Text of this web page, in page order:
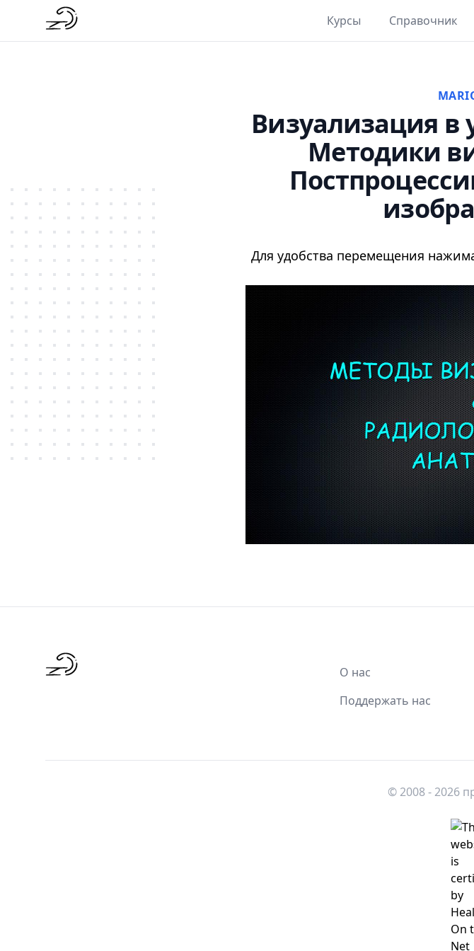
Курсы Справочник
Визуализация в
Методики
Для удобства перемещения
О нас
Поддержать нас
© 2008 - 2026